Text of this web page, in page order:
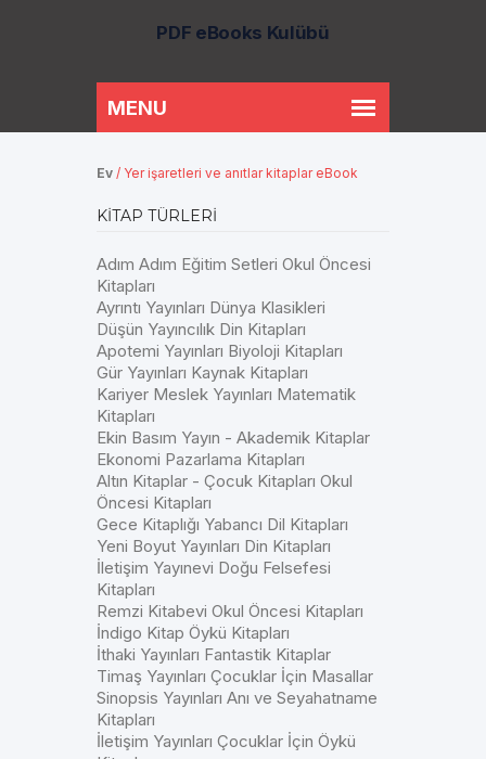
PDF eBooks Kulübü
Ev / Yer işaretleri ve anıtlar kitaplar eBook
KITAP TÜRLERI
Adım Adım Eğitim Setleri Okul Öncesi
Kitapları
Ayrıntı Yayınları Dünya Klasikleri
Düşün Yayıncılık Din Kitapları
Apotemi Yayınları Biyoloji Kitapları
Gür Yayınları Kaynak Kitapları
Kariyer Meslek Yayınları Matematik
Kitapları
Ekin Basım Yayın - Akademik Kitaplar
Ekonomi Pazarlama Kitapları
Altın Kitaplar - Çocuk Kitapları Okul
Öncesi Kitapları
Gece Kitaplığı Yabancı Dil Kitapları
Yeni Boyut Yayınları Din Kitapları
İletişim Yayınevi Doğu Felsefesi
Kitapları
Remzi Kitabevi Okul Öncesi Kitapları
İndigo Kitap Öykü Kitapları
İthaki Yayınları Fantastik Kitaplar
Timaş Yayınları Çocuklar İçin Masallar
Sinopsis Yayınları Anı ve Seyahatname
Kitapları
İletişim Yayınları Çocuklar İçin Öykü